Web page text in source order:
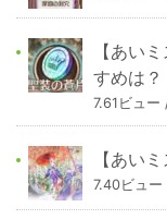
【あい
すめは？
7.61ビュー
【あい
7.40ビュー